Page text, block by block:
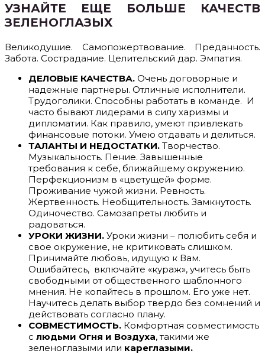
УЗНАЙТЕ ЕЩЕ БОЛЬШЕ КАЧЕСТВ
ЗЕЛЕНОГЛАЗЫХ
Великодушие. Самопожертвование. Преданность.
Забота. Сострадание. Целительский дар. Эмпатия.
ДЕЛОВЫЕ КАЧЕСТВА. Очень договорные и
надежные партнеры. Отличные исполнители.
Трудоголики. Способны работать в команде. И
часто бывают лидерами в силу харизмы и
дипломатии. Как правило, умеют привлекать
финансовые потоки. Умею отдавать и делиться.
ТАЛАНТЫ И НЕДОСТАТКИ. Творчество.
Музыкальность. Пение. Завышенные
требования к себе, ближайшему окружению.
Перфекционизм в «цветущей» форме.
Проживание чужой жизни. Ревность.
Жертвенность. Необщительность. Замкнутость.
Одиночество. Самозапреты любить и
радоваться.
УРОКИ ЖИЗНИ. Уроки жизни – полюбить себя и
свое окружение, не критиковать слишком.
Принимайте любовь, идущую к Вам.
Ошибайтесь, включайте «кураж», учитесь быть
свободными от общественного шаблонного
мнения. Не копайтесь в прошлом. Его уже нет.
Научитесь делать выбор твердо без сомнений и
действовать согласно плану.
СОВМЕСТИМОСТЬ. Комфортная совместимость
с людьми Огня и Воздуха, такими же
зеленоглазыми или кареглазыми.